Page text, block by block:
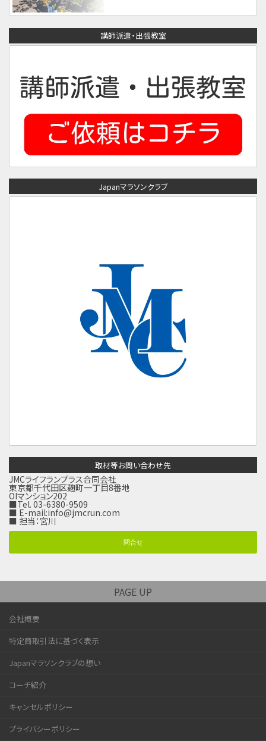
講師派遣・出張教室
Japanマラソンクラブ
取材等お問い合わせ先
JMCライフランプラス合同会社
東京都千代田区麹町一丁目8番地
OIマンション202
■Tel. 03-6380-9509
■ E-mail:info@jmcrun.com
■ 担当：宮川
問合せ
PAGE UP
会社概要
特定商取引法に基づく表示
Japanマラソンクラブの想い
コーチ紹介
キャンセルポリシー
プライバシーポリシー